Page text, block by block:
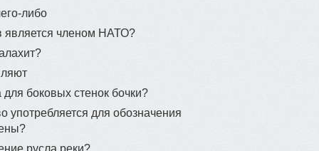
либо
является членом НАТО?
боковых стенок бочки?
употребляется для обозначения
русла реки?